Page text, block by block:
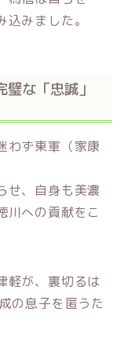
みました。
な「忠誠」
わず東軍（家康
せ、自身も美濃
川への貢献をこ
軽が、裏切るは
の息子を匿うた